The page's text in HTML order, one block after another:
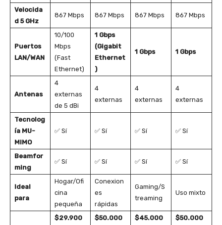
Velocida
d 5 GHz
867 Mbps 867 Mbps 867 Mbps 867 Mbps
Puertos
LAN/WAN
10/100
Mbps
(Fast
Ethernet)
1 Gbps
(Gigabit
Ethernet
)
1 Gbps 1 Gbps
Antenas
4
externas
de 5 dBi
4
externas
4
externas
4
externas
Tecnolog
ía MU-
MIMO
✅ Sí ✅ Sí ✅ Sí ✅ Sí
Beamfor
ming
✅ Sí ✅ Sí ✅ Sí ✅ Sí
Ideal
para
Hogar/Ofi
cina
pequeña
Conexion
es
rápidas
Gaming/S
treaming
Uso mixto
$29.900
$50.000
$45.000
$50.000